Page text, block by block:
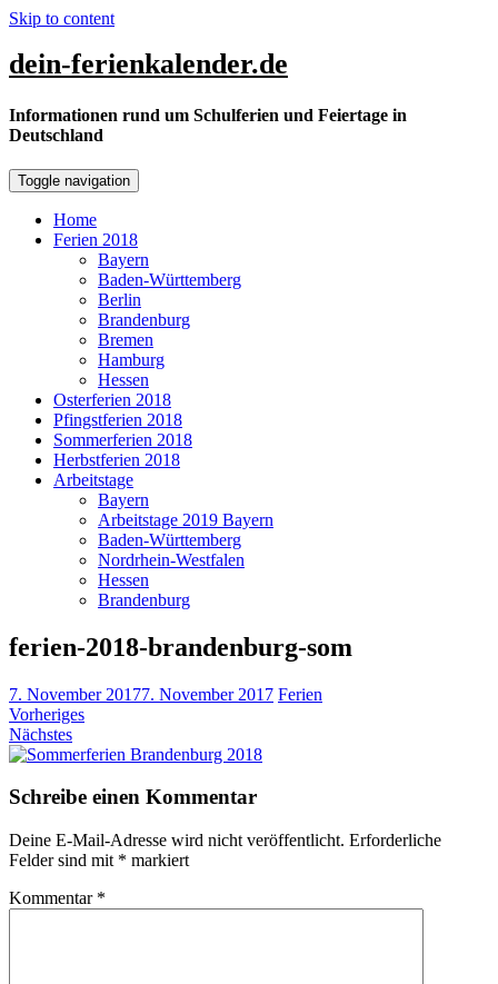
Skip to content
dein-ferienkalender.de
Informationen rund um Schulferien und Feiertage in
Deutschland
Toggle navigation
Home
Ferien 2018
Bayern
Baden-Württemberg
Berlin
Brandenburg
Bremen
Hamburg
Hessen
Osterferien 2018
Pfingstferien 2018
Sommerferien 2018
Herbstferien 2018
Arbeitstage
Bayern
Arbeitstage 2019 Bayern
Baden-Württemberg
Nordrhein-Westfalen
Hessen
Brandenburg
ferien-2018-brandenburg-som
7. November 20177. November 2017 Ferien
Vorheriges
Nächstes
Schreibe einen Kommentar
Deine E-Mail-Adresse wird nicht veröffentlicht. Erforderliche
Felder sind mit * markiert
Kommentar *